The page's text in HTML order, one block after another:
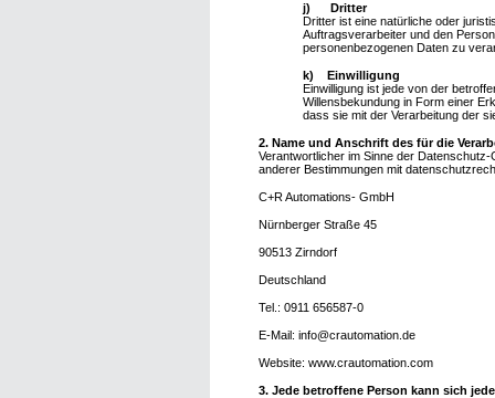
j) Dritter
Dritter ist eine natürliche oder
Auftragsverarbeiter und den
personenbezogenen Daten zu
k) Einwilligung
Einwilligung ist jede von der
Willensbekundung in Form einer
dass sie mit der Verarbeitung der
2. Name und Anschrift des für die
Verantwortlicher im Sinne der
anderer Bestimmungen mit
C+R Automations- GmbH
Nürnberger Straße 45
90513 Zirndorf
Deutschland
Tel.: 0911 656587-0
E-Mail: info@crautomation.de
Website: www.crautomation.com
3. Jede betroffene Person kann sich